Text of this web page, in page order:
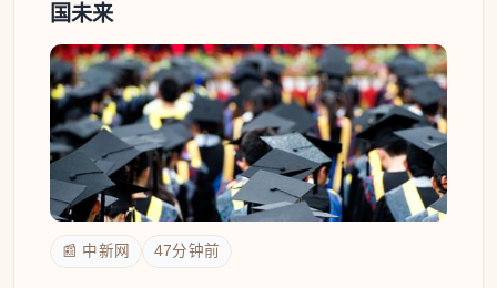
国未来
📰 中新网 47分钟前